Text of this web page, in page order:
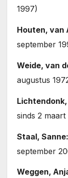
1997)
Houten, van
september
Weide, van
augustus
sinds 2
Staal, Sanne:
september
Weggen,